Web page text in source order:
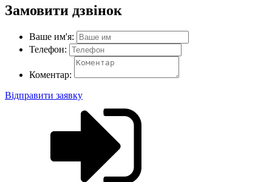
Замовити дзвінок
Ваше им'я:
Телефон:
Коментар:
Відправити заявку